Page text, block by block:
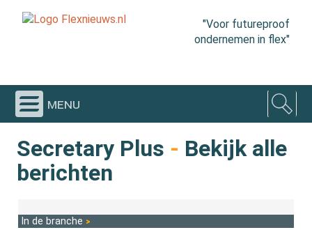
"Voor futureproof
ondernemen in flex"
menu
Secretary Plus - Bekijk alle
berichten
In de branche